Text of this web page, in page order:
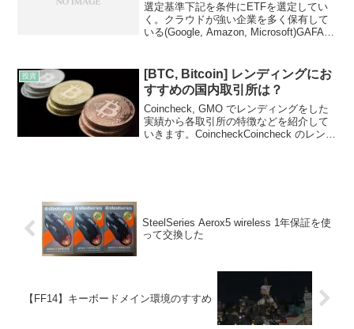
選定基準下記を条件にETFを選定してい
く。クラウドが強い企業を多く保有して
いる(Google, Amazon, Microsoft)GAFA
で、銘...
投資
[BTC, Bitcoin] レンディングにお
すすめの国内取引所は？
Coincheck, GMO でレンディングをした
実績から各取引所の特徴などを紹介して
いきます。CoincheckCoincheck のレンデ
SteelSeries Aerox5 wireless 1年保証を使
って交換した
【FF14】キーボードメイン環境のすすめ